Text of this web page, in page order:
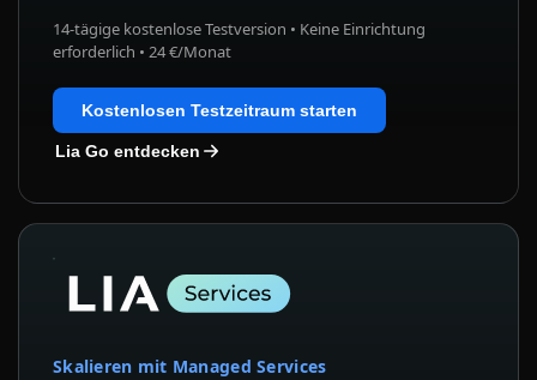
14-tägige kostenlose Testversion • Keine Einrichtung
erforderlich • 24 €/Monat
Kostenlosen Testzeitraum starten
Lia Go entdecken
Skalieren mit Managed Services